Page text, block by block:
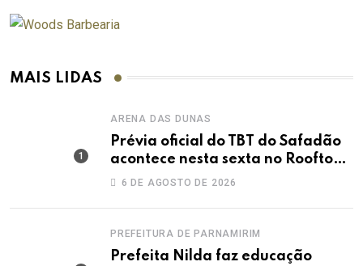
MAIS LIDAS
ARENA DAS DUNAS
Prévia oficial do TBT do Safadão
acontece nesta sexta no Rooftop
Dunas
6 DE AGOSTO DE 2026
PREFEITURA DE PARNAMIRIM
Prefeita Nilda faz educação